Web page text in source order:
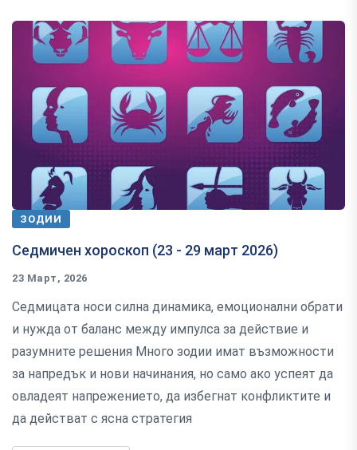
ЗОДИИ
Седмичен хороскоп (23 - 29 март 2026)
23 Март, 2026
Седмицата носи силна динамика, емоционални обрати
и нужда от баланс между импулса за действие и
разумните решения Много зодии имат възможности
за напредък и нови начинания, но само ако успеят да
овладеят напрежението, да избегнат конфликтите и
да действат с ясна стратегия